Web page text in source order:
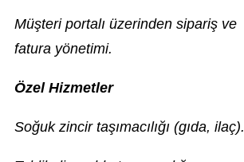
Müşteri portalı üzerinden sipariş ve
fatura yönetimi.
Özel Hizmetler
Soğuk zincir taşımacılığı (gıda, ilaç).